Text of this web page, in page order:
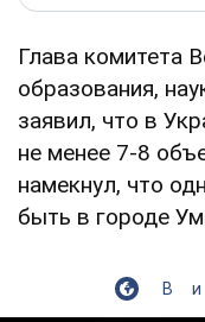
Глава комитета
образования,
заявил, что в
не менее 7-8
намекнул, что
быть в городе